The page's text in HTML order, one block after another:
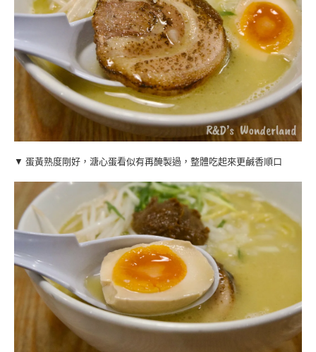
▼ 蛋黃熟度剛好，溏心蛋看似有再醃製過，整體吃起來更鹹香順口